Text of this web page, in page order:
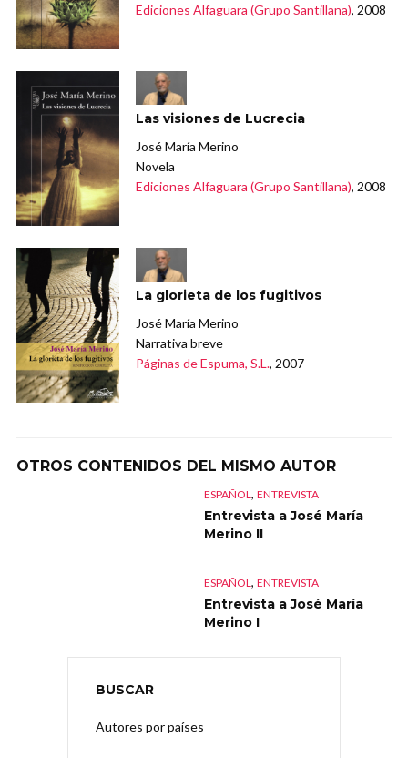
Ediciones Alfaguara (Grupo Santillana), 2008
Las visiones de Lucrecia
José María Merino
Novela
Ediciones Alfaguara (Grupo Santillana), 2008
La glorieta de los fugitivos
José María Merino
Narrativa breve
Páginas de Espuma, S.L., 2007
OTROS CONTENIDOS DEL MISMO AUTOR
ESPAÑOL , ENTREVISTA
Entrevista a José María
Merino II
ESPAÑOL, ENTREVISTA
Entrevista a José María
Merino I
BUSCAR
Autores por países